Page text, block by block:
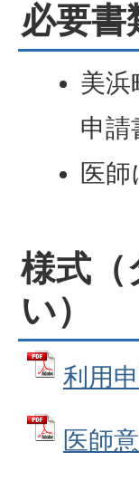
必要書
美浜
申請
医
様式（
い）
利用
医師